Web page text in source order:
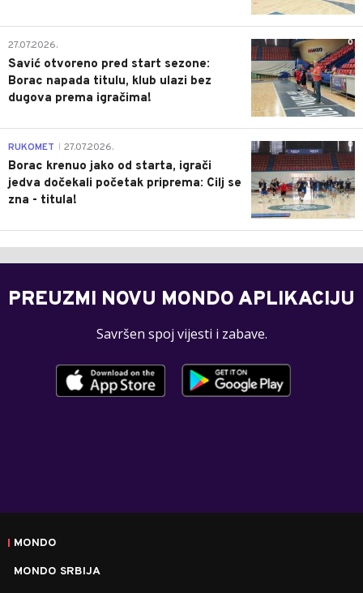
0
27.07.2026.
Savić otvoreno pred start sezone:
Borac napada titulu, klub ulazi bez
dugova prema igračima!
0
RUKOMET 27.07.2026.
Borac krenuo jako od starta, igrači
jedva dočekali početak priprema: Cilj se
zna - titula!
PREUZMI NOVU MONDO APLIKACIJU
Savršen spoj vijesti i zabave.
MONDO
MONDO SRBIJA